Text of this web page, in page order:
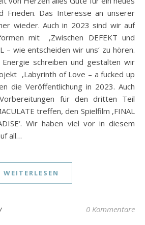
Frieden. Das Interesse an unserer
wieder. Auch in 2023 sind wir auf
mit ‚Zwischen DEFEKT und
– wie entscheiden wir uns‘ zu hören.
schreiben und gestalten wir
‚Labyrinth of Love – a fucked up
die Veröffentlichung in 2023. Auch
für den dritten Teil
treffen, den Spielfilm ‚FINAL
Wir haben viel vor in diesem
all…
WEITERLESEN
0 Kommentare